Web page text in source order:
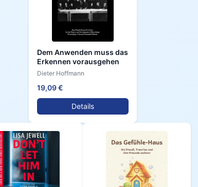
Dem Anwenden muss das
Erkennen vorausgehen
Dieter Hoffmann
19,09 €
Details